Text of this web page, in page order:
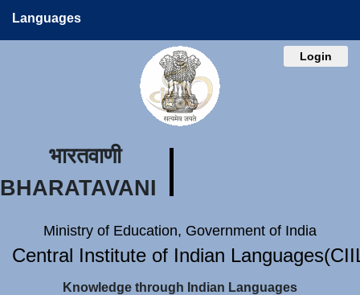
Languages
Login
भारतवाणी
BHARATAVANI
Ministry of Education, Government of India
Central Institute of Indian
Knowledge through Indian Languages